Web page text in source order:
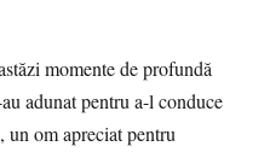
momente de profundă
adunat pentru a-l conduce
om apreciat pentru